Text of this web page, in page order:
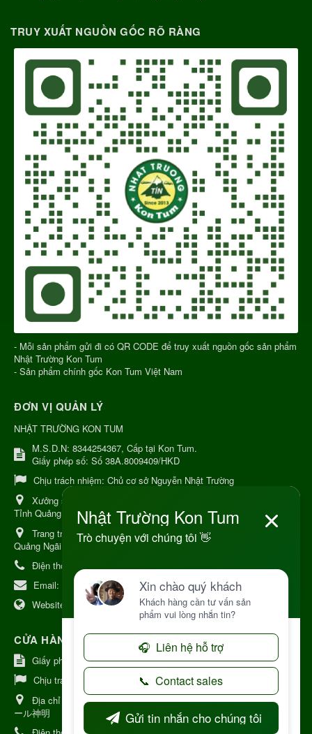
TRUY XUẤT NGUỒN GỐC RÕ RÀNG
- Mỗi sản phẩm gửi đi có QR CODE để truy xuất nguồn gốc sản phẩm
Nhật Trường Kon Tum
- Sản phẩm chính gốc Kon Tum Việt Nam
ĐƠN VỊ QUẢN LÝ
NHẬT TRƯỜNG KON TUM
M.S.D.N: 8344254367, Cấp tại Kon Tum.
Giấy phép số: Số 38A.8009409/HKD
Chịu trách nhiệm: Chủ cơ sở Nguyễn Nhật Trường
Xưởng sản xuất:
Tỉnh Quảng Ngải
Trang trại Dược Liệu Hữu Cơ: Khu 37 Hộ Xã Măng Đen Tỉnh
Quảng Ngãi
Điện thoại:
Email:
kinhdoanh@nhattruongkontum.com
Website:
https://www.nhattruongkontum.com
CỬA HÀNG GIỚI THIỆU TẠI NHẬT BẢN
Giấy phép số: 080-9475-1379
Chịu trách nhiệm:
MR THƯƠNG
Địa chỉ Nhật Bản:日本 愛知県刈谷市神明町6丁目308番地 ファミ
ール神明